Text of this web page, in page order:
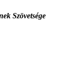
Szövetsége